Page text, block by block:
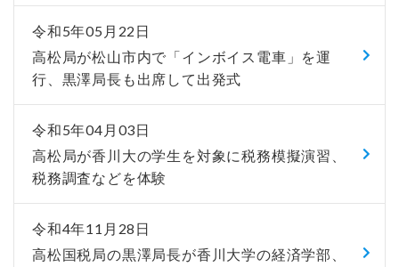
令和5年05月22日
高松局が松山市内で「インボイス電車」を運
行、黒澤局長も出席して出発式
令和5年04月03日
高松局が香川大の学生を対象に税務模擬演習、
税務調査などを体験
令和4年11月28日
高松国税局の黒澤局長が香川大学の経済学部、